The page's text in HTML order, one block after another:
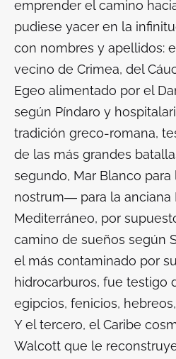
emprender el camino
pudiese yacer en la
con nombres y apellidos:
vecino de Crimea, del
Egeo alimentado por el
según Píndaro y
tradición greco-romana,
de las más grandes
segundo, Mar Blanco
nostrum― para la anciana
Mediterráneo, por
camino de sueños según
el más contaminado por
hidrocarburos, fue testigo
egipcios, fenicios,
Y el tercero, el Caribe
Walcott que le